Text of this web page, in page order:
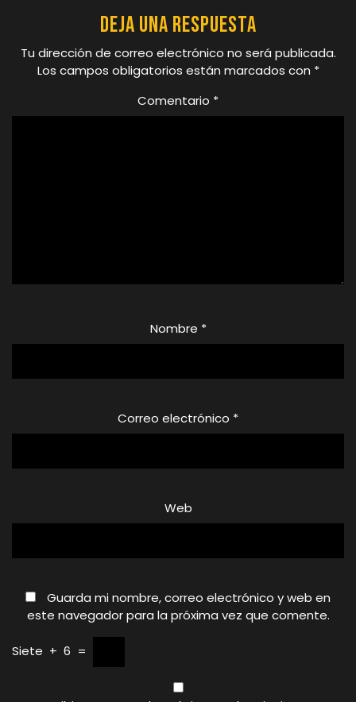
Deja una respuesta
Tu dirección de correo electrónico no será publicada.
Los campos obligatorios están marcados con *
Comentario *
Nombre *
Correo electrónico *
Web
Guarda mi nombre, correo electrónico y web en
este navegador para la próxima vez que comente.
Siete + 6 =